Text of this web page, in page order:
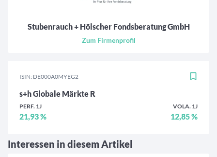
Stubenrauch + Hölscher Fondsberatung GmbH
Zum Firmenprofil
ISIN: DE000A0MYEG2
s+h Globale Märkte R
PERF. 1J
21,93 %
VOLA. 1J
12,85 %
Interessen in diesem Artikel